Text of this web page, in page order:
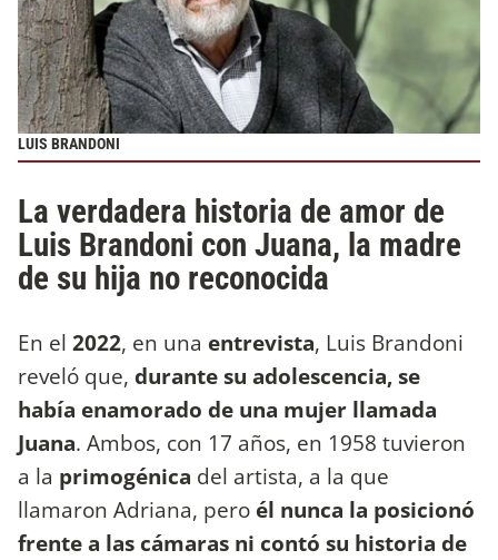
LUIS BRANDONI
La verdadera historia de amor de
Luis Brandoni con Juana, la madre
de su hija no reconocida
En el 2022, en una entrevista, Luis Brandoni
reveló que, durante su adolescencia, se
había enamorado de una mujer llamada
Juana. Ambos, con 17 años, en 1958 tuvieron
a la primogénica del artista, a la que
llamaron Adriana, pero él nunca la posicionó
frente a las cámaras ni contó su historia de